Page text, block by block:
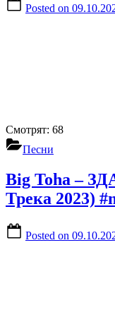
Posted on
Смотрят: 68
Песни
Big Toha –
Трека 2023)
Posted on